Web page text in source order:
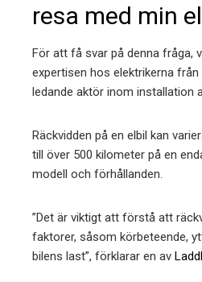
resa med min
För att få svar på denna fråga,
expertisen hos elektrikerna från
ledande aktör inom installation
Räckvidden på en elbil kan
till över 500 kilometer på en
modell och förhållanden.
”Det är viktigt att förstå att
faktorer, såsom körbeteende,
bilens last”, förklarar en av